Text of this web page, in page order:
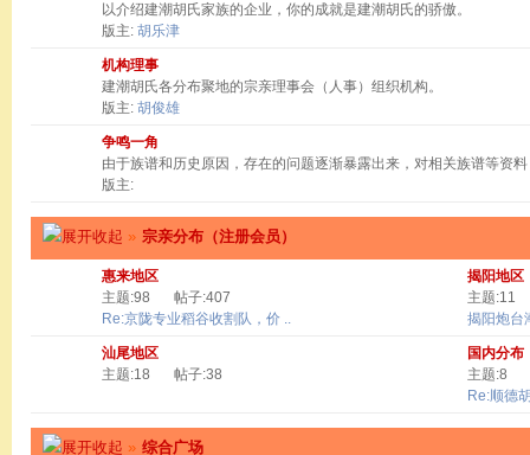
以介绍建潮胡氏家族的企业，你的成就是建潮胡氏的骄傲。
版主: 胡乐津
机构理事
建潮胡氏各分布聚地的宗亲理事会（人事）组织机构。
版主: 胡俊雄
争鸣一角
由于族谱和历史原因，存在的问题逐渐暴露出来，对相关族谱等资
版主:
» 宗亲分布（注册会员）
惠来地区
主题:98
帖子:407
Re:京陇专业稻谷收割队，价 ..
揭阳地区
主题:11
揭阳炮台
汕尾地区
主题:18
帖子:38
国内分布
主题:8
Re:顺德
» 综合广场